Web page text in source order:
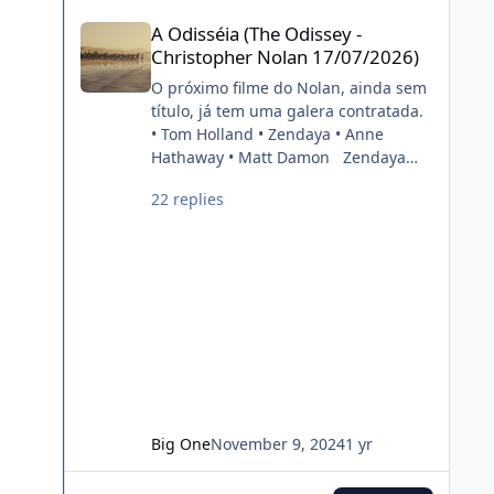
2022. FONTE: OMELETE
A Odisséia (The Odissey -
Christopher Nolan 17/07/2026)
O próximo filme do Nolan, ainda sem
título, já tem uma galera contratada.
• Tom Holland • Zendaya • Anne
Hathaway • Matt Damon Zendaya
in Christopher Nolan’s next film. Also
22 replies
Big OneNovember 9, 20241 yr